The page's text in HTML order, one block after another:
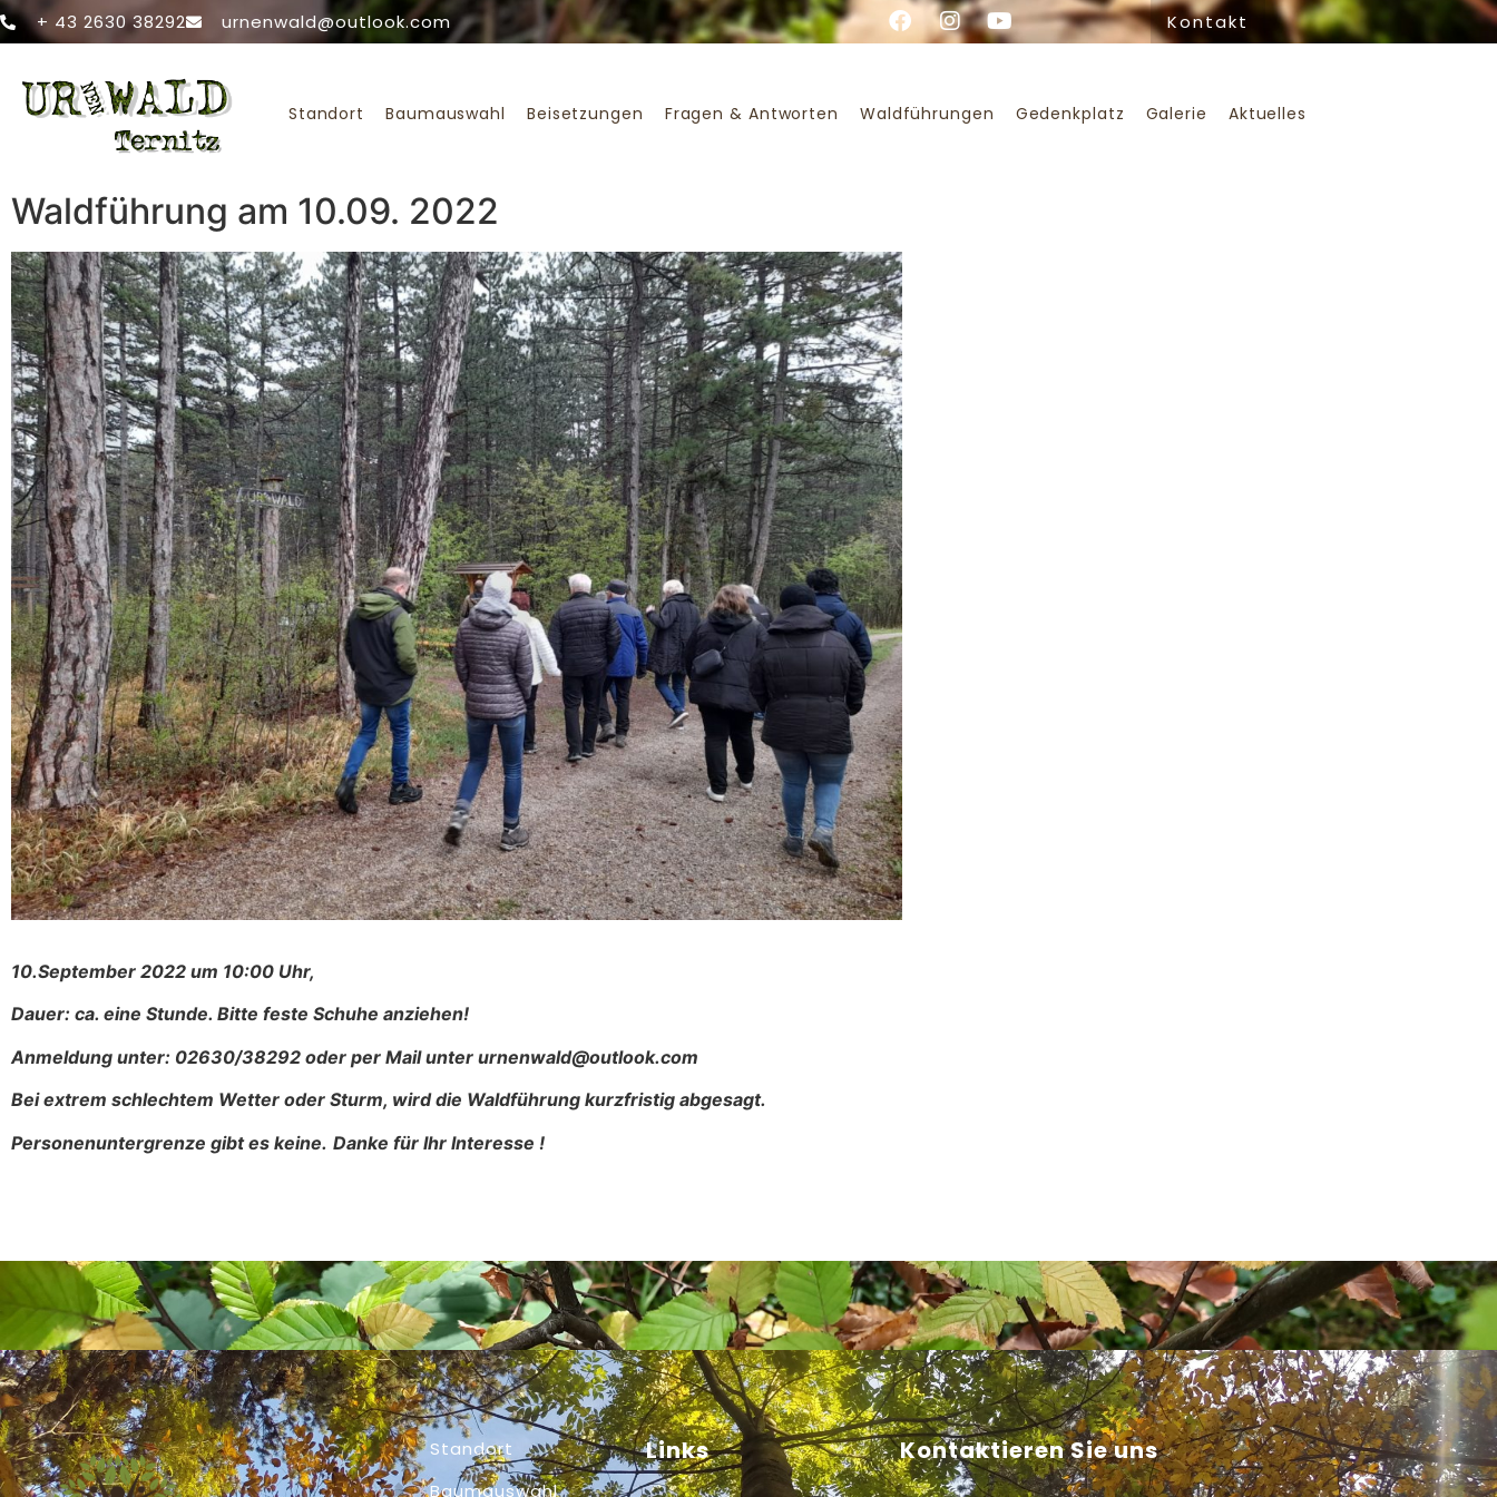
+ 43 2630 38292 urnenwald@outlook.com Kontakt
Standort Baumauswahl Beisetzungen Fragen & Antworten Waldführungen Gedenkplatz Galerie Aktuelles
Waldführung am 10.09. 2022
10.September 2022 um 10:00 Uhr,
Dauer: ca. eine Stunde. Bitte feste Schuhe anziehen!
Anmeldung unter: 02630/38292 oder per Mail unter urnenwald@outlook.com
Bei extrem schlechtem Wetter oder Sturm, wird die Waldführung kurzfristig abgesagt.
Personenuntergrenze gibt es keine. Danke für Ihr Interesse !
Standort
Baumauswahl
Links Kontaktieren Sie uns